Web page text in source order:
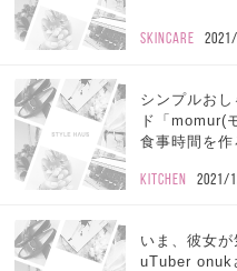
SKINCARE
シンプルお
ド「momur(
食事時間を作
KITCHEN 2021/
いま、彼女
uTuber onuk